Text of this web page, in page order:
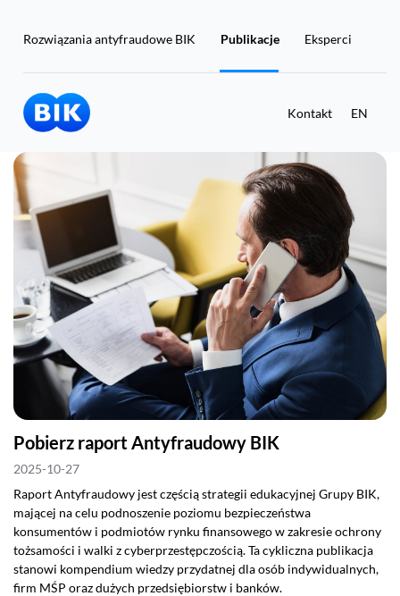
Rozwiązania antyfraudowe BIK Publikacje Eksperci
Kontakt
EN
Pobierz raport Antyfraudowy BIK
2025-10-27
Raport Antyfraudowy jest częścią strategii edukacyjnej Grupy BIK,
mającej na celu podnoszenie poziomu bezpieczeństwa
konsumentów i podmiotów rynku finansowego w zakresie ochrony
tożsamości i walki z cyberprzestępczością. Ta cykliczna publikacja
stanowi kompendium wiedzy przydatnej dla osób indywidualnych,
firm MŚP oraz dużych przedsiębiorstw i banków.